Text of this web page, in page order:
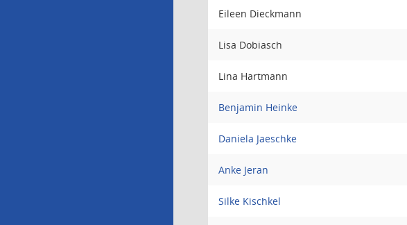
Eileen Dieckmann
Lisa Dobiasch
Lina Hartmann
Benjamin Heinke
Daniela Jaeschke
Anke Jeran
Silke Kischkel